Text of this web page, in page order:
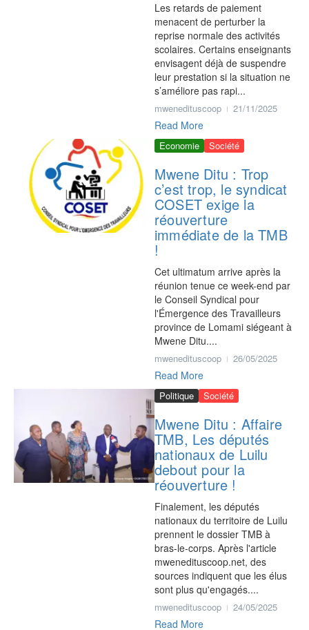
Les retards de paiement
menacent de perturber la
reprise normale des activités
scolaires. Certains enseignants
envisagent déjà de suspendre
leur prestation si la situation ne
s’améliore pas rapi...
mwenedituscoop 21/11/2025
Read More
Economie Société
Mwene Ditu : Trop
c’est trop, le syndicat
COSET exige la
réouverture
immédiate de la TMB
!
Cet ultimatum arrive après la
réunion tenue ce week-end par
le Conseil Syndical pour
l'Émergence des Travailleurs
province de Lomami siégeant à
Mwene Ditu....
mwenedituscoop 26/05/2025
Read More
Politique Société
Mwene Ditu : Affaire
TMB, Les députés
nationaux de Luilu
debout pour la
réouverture !
Finalement, les députés
nationaux du territoire de Luilu
prennent le dossier TMB à
bras-le-corps. Après l'article
mwenedituscoop.net, des
sources indiquent que les élus
sont plus qu'engagés....
mwenedituscoop 24/05/2025
Read More